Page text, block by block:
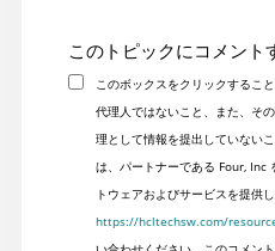
このトピックにコメント
このボックスをクリックするこ
代理人ではないこと、また、そ
理として情報を提出していない
は、パートナーである Four, Inc
トウェアおよびサービスを提供
https://hcltechsw.com/